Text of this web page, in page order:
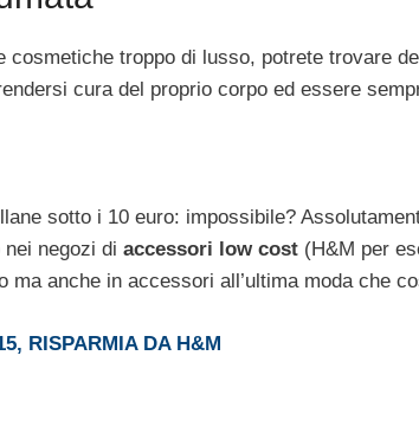
cosmetiche troppo di lusso, potrete trovare
cura del proprio corpo ed essere
sotto i 10 euro: impossibile?
negozi di accessori low cost (H&M per
ma anche in accessori all’ultima moda che
RISPARMIA DA H&M